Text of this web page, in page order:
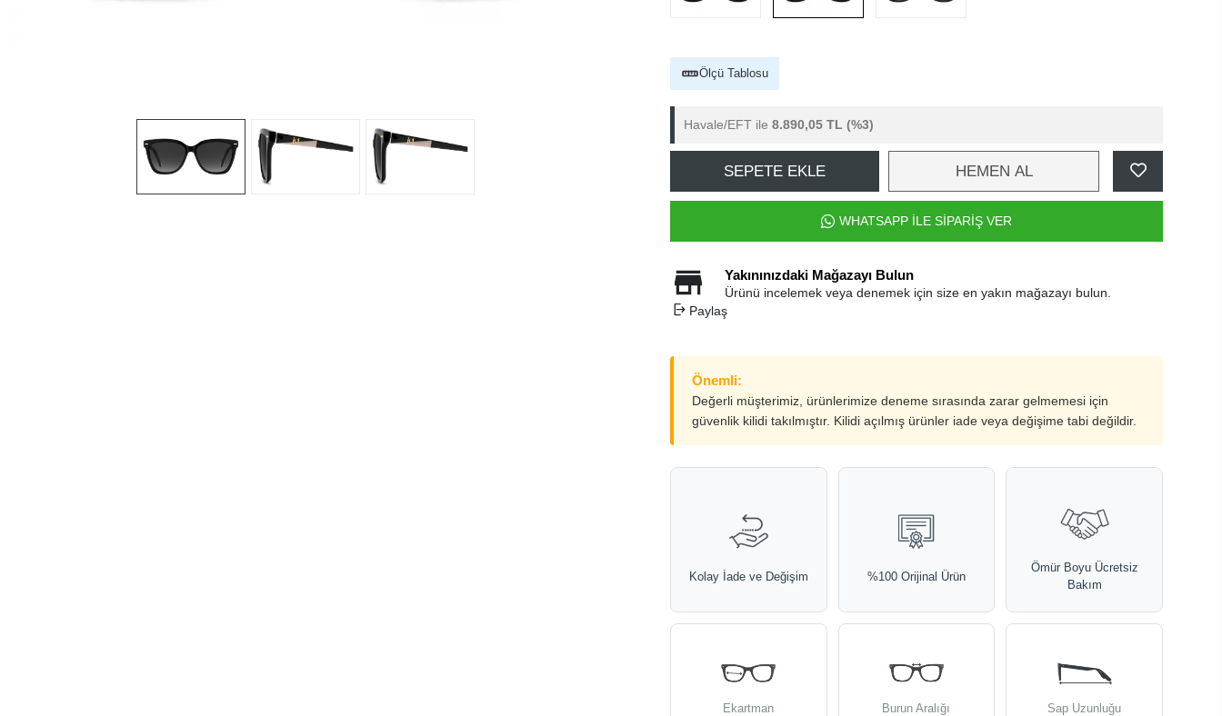
Ölçü Tablosu
Havale/EFT ile 8.890,05 TL (%3)
SEPETE EKLE HEMEN AL
WHATSAPP İLE SİPARİŞ VER
Yakınınızdaki Mağazayı Bulun
Ürünü incelemek veya denemek için size en yakın mağazayı bulun.
Paylaş
Önemli:
Değerli müşterimiz, ürünlerimize deneme sırasında zarar gelmemesi için
güvenlik kilidi takılmıştır. Kilidi açılmış ürünler iade veya değişime tabi değildir.
Kolay İade ve Değişim %100 Orijinal Ürün
Ömür Boyu Ücretsiz
Bakım
Ekartman Burun Aralığı Sap Uzunluğu